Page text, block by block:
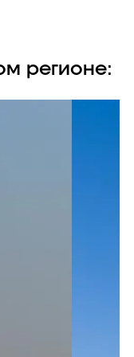
регионе: